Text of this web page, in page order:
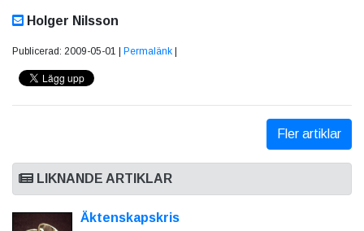
Holger Nilsson
Publicerad: 2009-05-01 | Permalänk
Fler artiklar
LIKNANDE ARTIKLAR
Äktenskapskris